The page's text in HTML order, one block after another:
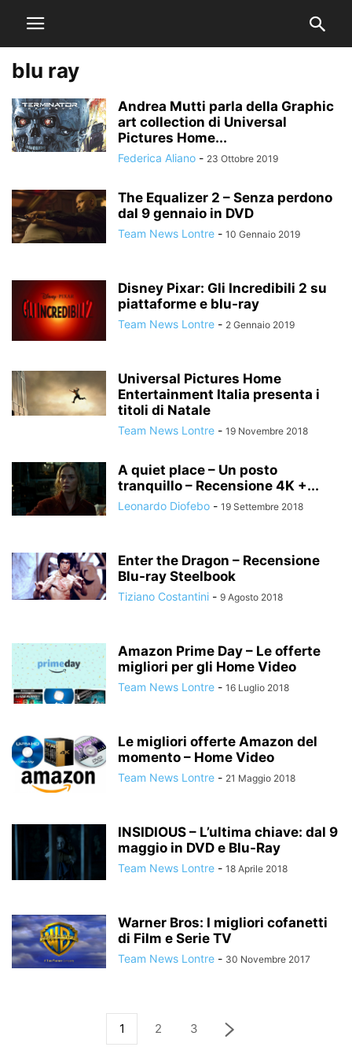
blu ray
Andrea Mutti parla della Graphic
art collection di Universal
Pictures Home...
Federica Aliano - 23 Ottobre 2019
The Equalizer 2 – Senza perdono
dal 9 gennaio in DVD
Team News Lontre - 10 Gennaio 2019
Disney Pixar: Gli Incredibili 2 su
piattaforme e blu-ray
Team News Lontre - 2 Gennaio 2019
Universal Pictures Home
Entertainment Italia presenta i
titoli di Natale
Team News Lontre - 19 Novembre 2018
A quiet place – Un posto
tranquillo – Recensione 4K +...
Leonardo Diofebo - 19 Settembre 2018
Enter the Dragon – Recensione
Blu-ray Steelbook
Tiziano Costantini - 9 Agosto 2018
Amazon Prime Day – Le offerte
migliori per gli Home Video
Team News Lontre - 16 Luglio 2018
Le migliori offerte Amazon del
momento – Home Video
Team News Lontre - 21 Maggio 2018
INSIDIOUS – L’ultima chiave: dal 9
maggio in DVD e Blu-Ray
Team News Lontre - 18 Aprile 2018
Warner Bros: I migliori cofanetti
di Film e Serie TV
Team News Lontre - 30 Novembre 2017
1 2 3